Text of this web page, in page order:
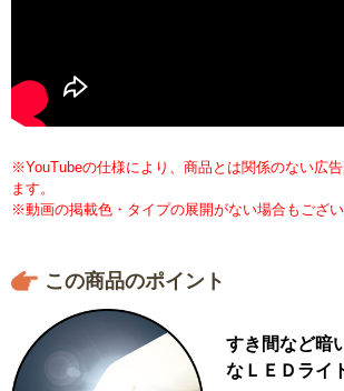
※YouTubeの仕様により、商品とは関係のない広
ます。
※動画の掲載色・タイプの展開がない場合もござい
この商品のポイント
すき間など暗
なＬＥＤライ